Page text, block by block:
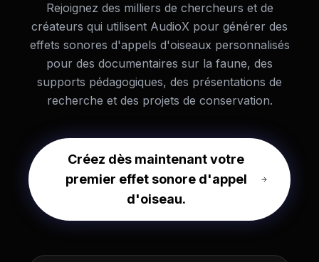
Rejoignez des milliers de chercheurs et de
créateurs qui utilisent AudioX pour générer des
effets sonores d'appels d'oiseaux personnalisés
pour des documentaires sur la faune, des
supports pédagogiques, des présentations de
recherche et des projets de conservation.
Créez dès maintenant votre
premier effet sonore d'appel
d'oiseau.